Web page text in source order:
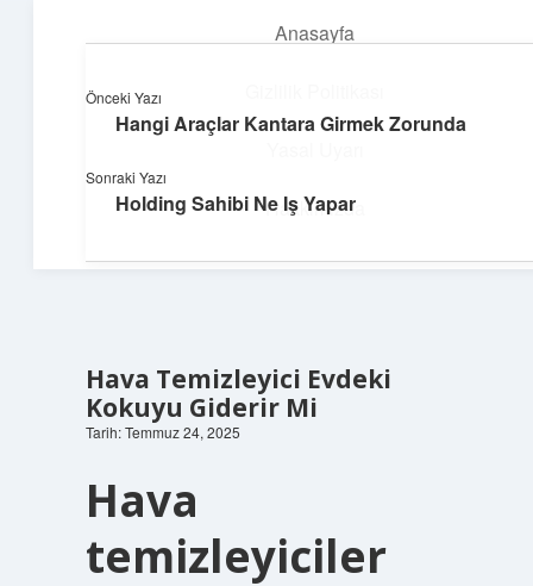
Anasayfa
Hakkımızda
Yapı ve İlham
Yaratıcı projelerle dünyanı inşa et!
Hava Temizleyici Evdeki
Kokuyu Giderir Mi
Tarih: Temmuz 24, 2025
Hava
temizleyiciler
Önceki Yazı
Hangi Araçlar Kantara Girmek Zorunda
Sonraki Yazı
Holding Sahibi Ne Iş Yapar